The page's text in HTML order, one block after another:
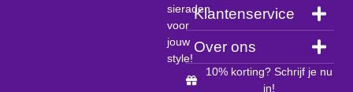
sieraden
voor
jouw
style!
Klantenservice
Over ons
10% korting? Schrijf je nu
in!